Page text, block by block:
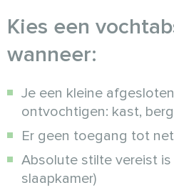
Kies een
wanneer:
Je een kleine
ontvochtigen: kast,
Er geen toegang tot
Absolute stilte vereist
slaapkamer)